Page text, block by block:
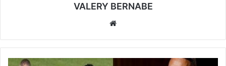
VALERY BERNABE